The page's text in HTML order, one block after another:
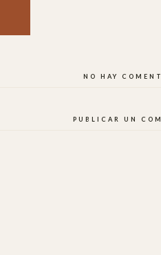
NO HAY
PUBLICAR UN